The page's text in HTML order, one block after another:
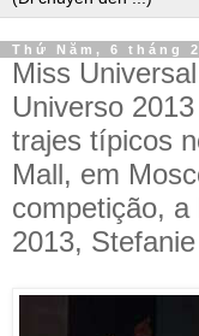
Thứ Năm, 6 tháng
Miss
Universo
trajes típicos
Mall, em
competição,
2013,